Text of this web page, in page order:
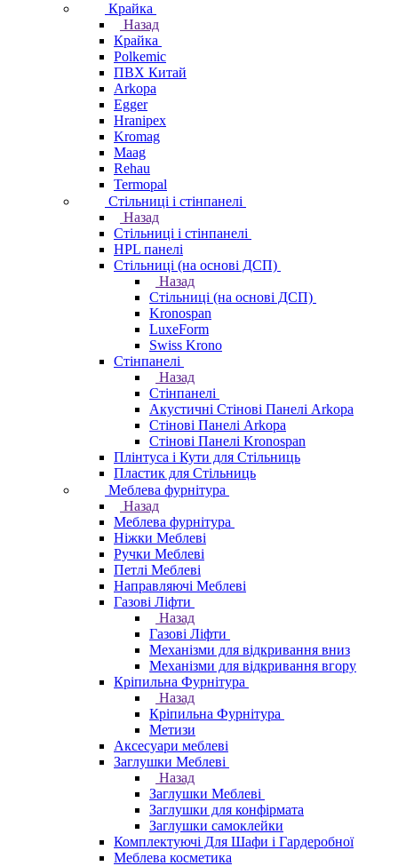
Крайка
Назад
Крайка
Polkemic
ПВХ Китай
Arkopa
Egger
Hranipex
Kromag
Maag
Rehau
Termopal
Стільниці і стінпанелі
Назад
Стільниці і стінпанелі
HPL панелі
Стільниці (на основі ДСП)
Назад
Стільниці (на основі ДСП)
Kronospan
LuxeForm
Swiss Krono
Стінпанелі
Назад
Стінпанелі
Акустичні Стінові Панелі Аrkopa
Стінові Панелі Arkopa
Стінові Панелі Kronospan
Плінтуса і Кути для Стільниць
Пластик для Стільниць
Меблева фурнітура
Назад
Меблева фурнітура
Ніжки Меблеві
Ручки Меблеві
Петлі Меблеві
Направляючі Меблеві
Газові Ліфти
Назад
Газові Ліфти
Механізми для відкривання вниз
Механізми для відкривання вгору
Кріпильна Фурнітура
Назад
Кріпильна Фурнітура
Метизи
Аксесуари меблеві
Заглушки Меблеві
Назад
Заглушки Меблеві
Заглушки для конфірмата
Заглушки самоклейки
Комплектуючі Для Шафи і Гардеробної
Меблева косметика